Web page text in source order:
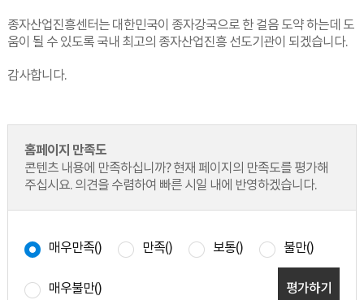
종자산업진흥센터는 대한민국이 종자강국으로 한 걸음 도약 하는데 도
움이 될 수 있도록 국내 최고의 종자산업진흥 선도기관이 되겠습니다.
감사합니다.
홈페이지 만족도
콘텐츠 내용에 만족하십니까? 현재 페이지의 만족도를 평가해
주십시요. 의견을 수렴하여 빠른 시일 내에 반영하겠습니다.
매우만족() 만족() 보통() 불만()
매우불만() 평가하기